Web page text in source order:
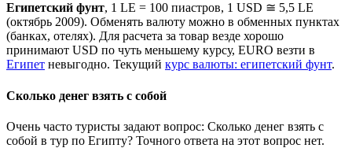
Египетский фунт, 1 LE = 100 пиастров, 1 USD ≅ 5,5 LE
(октябрь 2009). Обменять валюту можно в обменных пунктах
(банках, отелях). Для расчета за товар везде хорошо
принимают USD по чуть меньшему курсу, EURO везти в
Египет невыгодно. Текущий курс валюты: египетский фунт.
Сколько денег взять с собой
Очень часто туристы задают вопрос: Сколько денег взять с
собой в тур по Египту? Точного ответа на этот вопрос нет.